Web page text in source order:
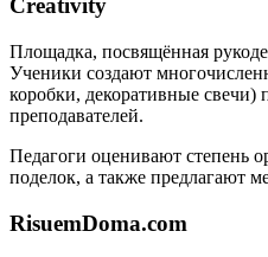
Creativity
Площадка, посвящённая
Ученики создают
коробки, декоративные свечи)
преподавателей.
Педагоги оценивают степень
поделок, а также предлагают
RisuemDoma.com